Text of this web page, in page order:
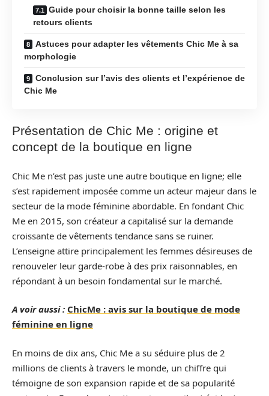
Guide pour choisir la bonne taille selon les
retours clients
Astuces pour adapter les vêtements Chic Me à sa
morphologie
Conclusion sur l’avis des clients et l’expérience de
Chic Me
Présentation de Chic Me : origine et
concept de la boutique en ligne
Chic Me n’est pas juste une autre boutique en ligne; elle
s’est rapidement imposée comme un acteur majeur dans le
secteur de la mode féminine abordable. En fondant Chic
Me en 2015, son créateur a capitalisé sur la demande
croissante de vêtements tendance sans se ruiner.
L’enseigne attire principalement les femmes désireuses de
renouveler leur garde-robe à des prix raisonnables, en
répondant à un besoin fondamental sur le marché.
A voir aussi : ChicMe : avis sur la boutique de mode
féminine en ligne
En moins de dix ans, Chic Me a su séduire plus de 2
millions de clients à travers le monde, un chiffre qui
témoigne de son expansion rapide et de sa popularité